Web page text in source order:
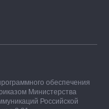
обеспечения
Министерства
Российской